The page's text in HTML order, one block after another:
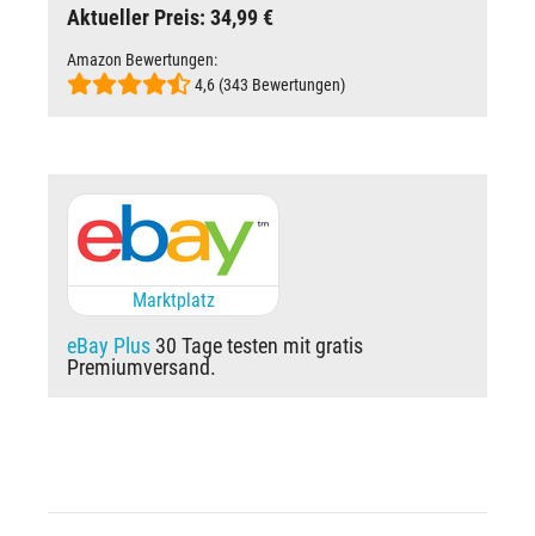
Aktueller Preis: 34,99 €
Amazon Bewertungen:
4,6 (343 Bewertungen)
Marktplatz
eBay Plus 30 Tage testen mit gratis
Premiumversand.